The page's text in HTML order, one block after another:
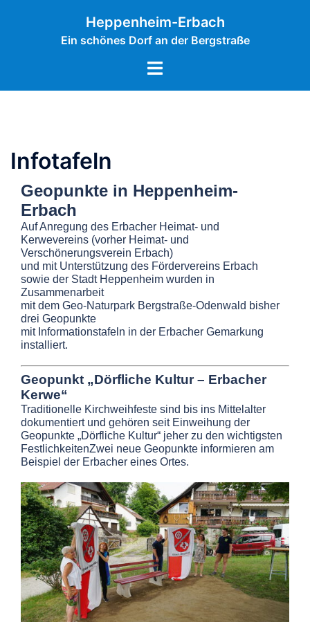
Heppenheim-Erbach
Ein schönes Dorf an der Bergstraße
Menü
umschalten
Infotafeln
Geopunkte in Heppenheim-
Erbach
Auf Anregung des Erbacher Heimat- und
Kerwevereins (vorher Heimat- und
Verschönerungsverein Erbach)
und mit Unterstützung des Fördervereins Erbach
sowie der Stadt Heppenheim wurden in
Zusammenarbeit
mit dem Geo-Naturpark Bergstraße-Odenwald bisher
drei Geopunkte
mit Informationstafeln in der Erbacher Gemarkung
installiert.
Geopunkt „Dörfliche Kultur – Erbacher
Kerwe“
Traditionelle Kirchweihfeste sind bis ins Mittelalter
dokumentiert und gehören seit Einweihung der
Geopunkte „Dörfliche Kultur“ jeher zu den wichtigsten
FestlichkeitenZwei neue Geopunkte informieren am
Beispiel der Erbacher eines Ortes.